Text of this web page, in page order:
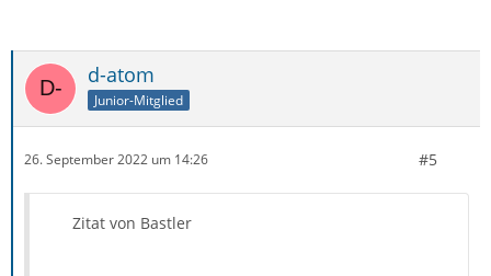
d-atom
Junior-Mitglied
26. September 2022 um 14:26 #5
Zitat von Bastler